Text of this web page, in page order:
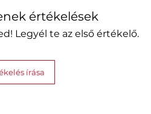
értékelések
Legyél te az első értékelő.
írása